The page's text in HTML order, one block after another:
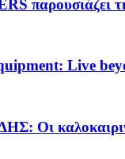
παρουσιάζει τη
Live
Οι